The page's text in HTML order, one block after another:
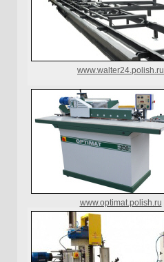
www.walter24.polish.ru
www.optimat.polish.ru